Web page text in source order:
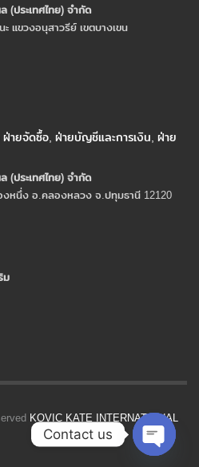
(ประเทศไทย) จํากัด
แขวงอนุสาวรีย์ เขตบางเขน
ายจัดซื้อ, ฝ่ายบัญชีและการเงิน, ฝ่าย
(ประเทศไทย) จํากัด
หนึ่ง อ.คลองหลวง จ.ปทุมธานี 12120
ม
KOVIC KATE INTERNATIONAL
Contact us